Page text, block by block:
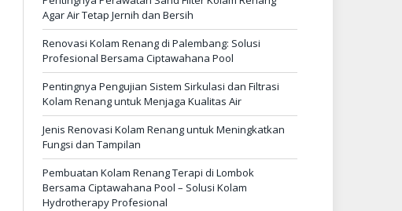
Agar Air Tetap Jernih dan Bersih
Renovasi Kolam Renang di Palembang: Solusi
Profesional Bersama Ciptawahana Pool
Pentingnya Pengujian Sistem Sirkulasi dan Filtrasi
Kolam Renang untuk Menjaga Kualitas Air
Jenis Renovasi Kolam Renang untuk Meningkatkan
Fungsi dan Tampilan
Pembuatan Kolam Renang Terapi di Lombok
Bersama Ciptawahana Pool – Solusi Kolam
Hydrotherapy Profesional